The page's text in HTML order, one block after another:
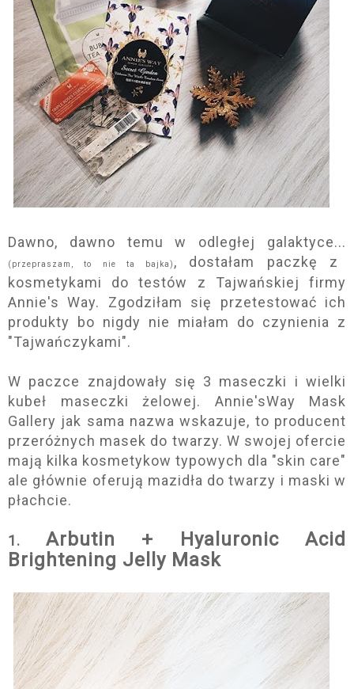
Dawno, dawno temu w odległej galaktyce...
(przepraszam, to nie ta bajka) , dostałam paczkę z
kosmetykami do testów z Tajwańskiej firmy
Annie's Way. Zgodziłam się przetestować ich
produkty bo nigdy nie miałam do czynienia z
"Tajwańczykami".
W paczce znajdowały się 3 maseczki i wielki
kubeł maseczki żelowej. Annie'sWay Mask
Gallery jak sama nazwa wskazuje, to producent
przeróżnych masek do twarzy. W swojej ofercie
mają kilka kosmetykow typowych dla "skin care"
ale głównie oferują mazidła do twarzy i maski w
płachcie.
1. Arbutin + Hyaluronic Acid
Brightening Jelly Mask